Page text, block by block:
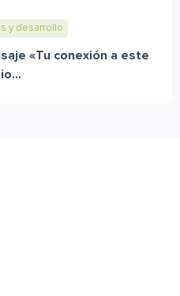
y desarrollo
«Tu conexión a este